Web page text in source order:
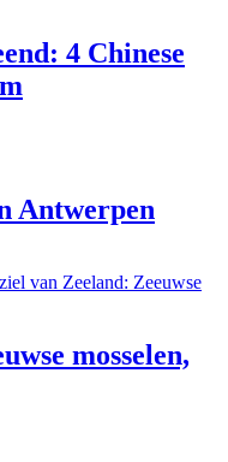
4 Chinese
Antwerpen
mosselen,